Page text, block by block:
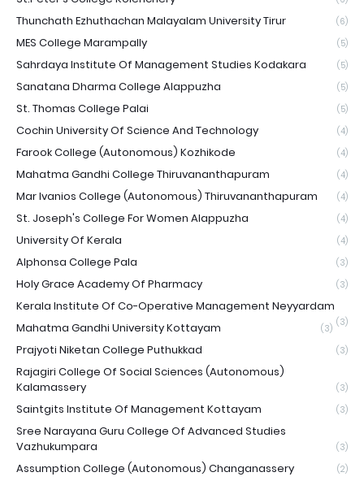
Thunchath Ezhuthachan Malayalam University Tirur (6)
MES College Marampally (5)
Sahrdaya Institute Of Management Studies Kodakara (5)
Sanatana Dharma College Alappuzha (5)
St. Thomas College Palai (5)
Cochin University Of Science And Technology (4)
Farook College (Autonomous) Kozhikode (4)
Mahatma Gandhi College Thiruvananthapuram (4)
Mar Ivanios College (Autonomous) Thiruvananthapuram (4)
St. Joseph's College For Women Alappuzha (4)
University Of Kerala (4)
Alphonsa College Pala (3)
Holy Grace Academy Of Pharmacy (3)
Kerala Institute Of Co-Operative Management Neyyardam
(3)
Mahatma Gandhi University Kottayam (3)
Prajyoti Niketan College Puthukkad (3)
Rajagiri College Of Social Sciences (Autonomous)
Kalamassery
(3)
Saintgits Institute Of Management Kottayam (3)
Sree Narayana Guru College Of Advanced Studies
Vazhukumpara
(3)
Assumption College (Autonomous) Changanassery (2)